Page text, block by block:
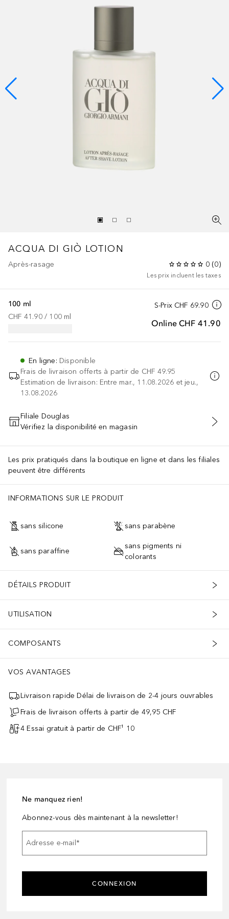
ACQUA DI GIÒ LOTION
Après-rasage 0 (0)
Les prix incluent les taxes
S-Prix CHF 69.90
Online CHF 41.90
100 ml
CHF 41.90 / 100 ml
En ligne: Disponible
Frais de livraison offerts à partir de CHF 49.95
Estimation de livraison: Entre mar., 11.08.2026 et jeu.,
13.08.2026
AJOUTER AU PANIER
Filiale Douglas
Vérifiez la disponibilité en magasin
Les prix pratiqués dans la boutique en ligne et dans les filiales
peuvent être différents
INFORMATIONS SUR LE PRODUIT
sans silicone sans parabène
sans paraffine
sans pigments ni
colorants
DÉTAILS PRODUIT
UTILISATION
COMPOSANTS
VOS AVANTAGES
Livraison rapide Délai de livraison de 2-4 jours ouvrables
Frais de livraison offerts à partir de 49,95 CHF
4 Essai gratuit à partir de CHF¹ 10
Ne manquez rien!
Abonnez-vous dès maintenant à la newsletter!
Adresse e-mail*
CONNEXION